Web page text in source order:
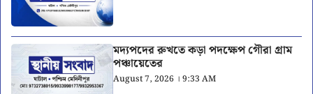
মদ্যপদের রুখতে কড়া পদক্ষেপ গৌরা গ্রাম
পঞ্চায়েতের
August 7, 2026 । 9:33 AM